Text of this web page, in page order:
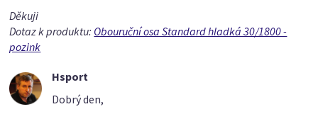
Děkuji
Dotaz k produktu: Obouruční osa Standard hladká 30/1800 -
pozink
Hsport
Dobrý den,